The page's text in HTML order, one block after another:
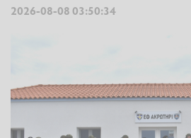
2026-08-08 03:50:34